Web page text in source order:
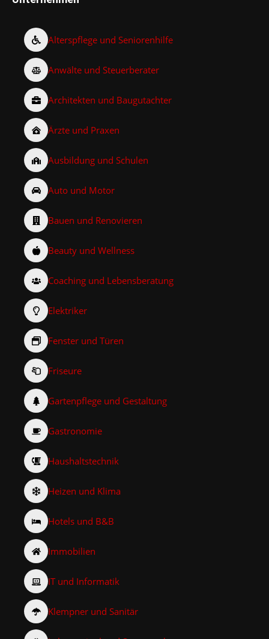
Alterspflege und Seniorenhilfe
Anwälte und Steuerberater
Architekten und Baugutachter
Ärzte und Praxen
Ausbildung und Schulen
Auto und Motor
Bauen und Renovieren
Beauty und Wellness
Coaching und Lebensberatung
Elektriker
Fenster und Türen
Friseure
Gartenpflege und Gestaltung
Gastronomie
Haushaltstechnik
Heizen und Klima
Hotels und B&B
Immobilien
IT und Informatik
Klempner und Sanitär